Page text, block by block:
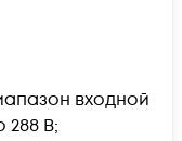
входной
288 В;